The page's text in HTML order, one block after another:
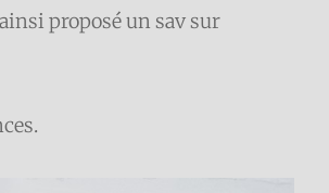
proposé un sav sur